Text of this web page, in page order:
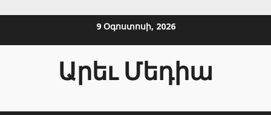
9 Օգոստոսի, 2026
Արեւ Մեդիա